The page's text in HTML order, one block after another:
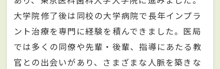
大学院修了後は同校の大学病院で長年インプラ
ント治療を専門に経験を積んできました。医局
では多くの同僚や先輩・後輩、指導にあたる教
官との出会いがあり、さまざまな人脈を築きな